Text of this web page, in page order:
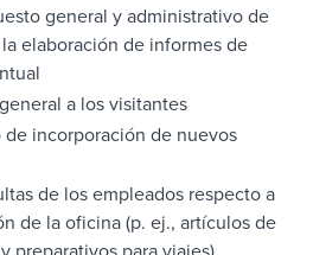
general y administrativo de
elaboración de informes de
a los visitantes
incorporación de nuevos
de los empleados respecto a
de la oficina (p. ej., artículos de